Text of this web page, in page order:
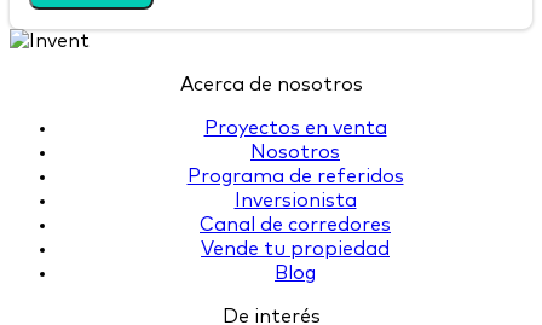
Acerca de nosotros
Proyectos en venta
Nosotros
Programa de referidos
Inversionista
Canal de corredores
Vende tu propiedad
Blog
De interés